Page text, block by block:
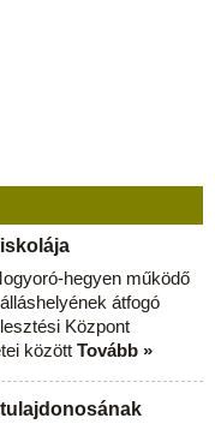
hegyen működő
átfogó
Központ
között Tovább »